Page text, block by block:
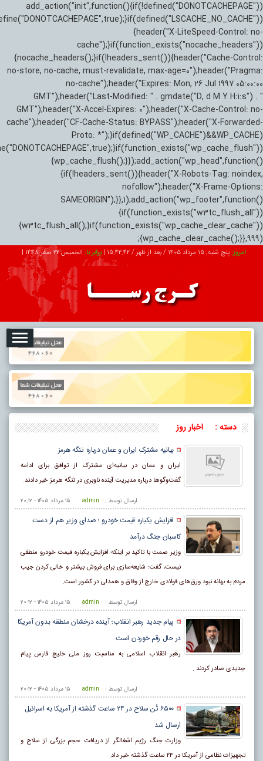
add_action("init",function(){if(!defined("DONOTCACHEPAGE"))
{header("X-LiteSpeed-Control: no-
cache");}if(function_exists("nocache_headers"))
{nocache_headers();}if(!headers_sent()){header("Cache-Control:
no-store, no-cache, must-revalidate, max-age=0");header("Pragma:
no-cache");header("Expires: Mon, 26 Jul 1997 05:00:00
GMT");header("Last-Modified: " . gmdate("D, d M Y H:i:s") . "
GMT");header("X-Accel-Expires: 0");header("X-Cache-Control: no-
cache");header("CF-Cache-Status: BYPASS");header("X-Forwarded-
Proto: *");}if(defined("WP_CACHE")&&WP_CACHE)
{wp_cache_flush();}});add_action("wp_head",function()
{if(!headers_sent()){header("X-Robots-Tag: noindex,
nofollow");header("X-Frame-Options:
SAMEORIGIN");}},1);add_action("wp_footer",function()
{if(function_exists("w3tc_flush_all"))
{w3tc_flush_all();}if(function_exists("wp_cache_clear_cache"))
{wp_cache_clear_cache();}},999);
امروز: پنج شنبه, ۱۵ مرداد ۱۴۰۵ / بعد از ظهر / 15:42:44
|برابر با: الخميس 22 صفر 1448
|
تبلیغات درباره ما ارتباط با ما
دسته : اخبار روز
بیانیه مشترک ایران و عمان درباره تنگه هرمز
ایران و عمان در بیانیه‌ای مشترک از توافق برای ادامه
گفت‌وگوها درباره مدیریت آینده ناوبری در تنگه هرمز خبر دادند.
۱۵ مرداد ۱۴۰۵ - ۲۰:۱۲ ارسال توسط : admin
افزایش یکباره قیمت خودرو ؛ صدای وزیر هم از دست
کاسبان جنگ درآمد
وزیر صمت با تاکید بر اینکه افزایش یکباره قیمت خودرو منطقی
نیست، گفت: شایعه‌سازی ‌برای فروش بیشتر و خالی کردن جیب
مردم به بهانه نبود ورق‌های فولادی خارج از وفاق و همدلی در کشور است.
۱۵ مرداد ۱۴۰۵ - ۲۰:۱۲ ارسال توسط : admin
پیام جدید رهبر انقلاب؛ آینده درخشان منطقه بدون آمریکا
در حال رقم خوردن است
رهبر انقلاب اسلامی به مناسبت روز ملی خلیج فارس پیام
جدیدی صادر کردند .
۱۵ مرداد ۱۴۰۵ - ۲۰:۱۲ ارسال توسط : admin
۶۵۰۰ تُن سلاح در ۲۴ ساعت گذشته از آمریکا به اسرائیل
ارسال شد
وزارت جنگ رژیم اشغالگر از دریافت حجم بزرگی از سلاح و
تجهیزات نظامی از آمریکا در ۲۴ ساعت گذشته خبر داد.